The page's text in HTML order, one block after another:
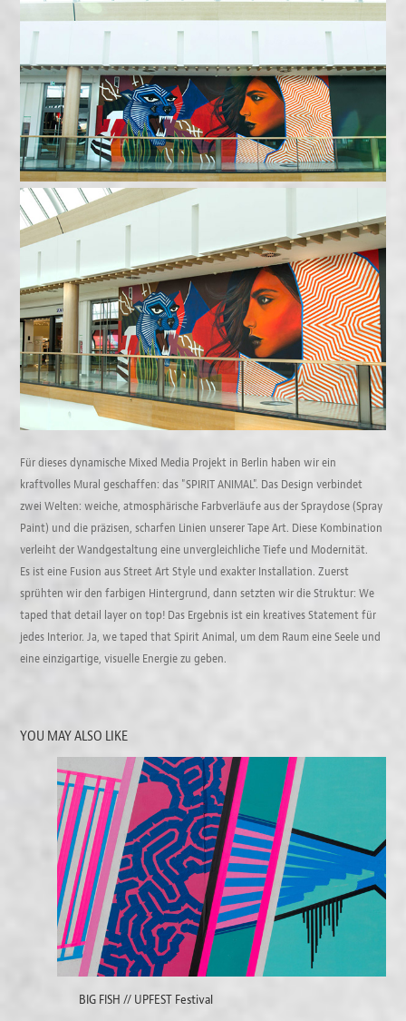
Für dieses dynamische Mixed Media Projekt in Berlin haben wir ein
kraftvolles Mural geschaffen: das "SPIRIT ANIMAL". Das Design verbindet
zwei Welten: weiche, atmosphärische Farbverläufe aus der Spraydose (Spray
Paint) und die präzisen, scharfen Linien unserer Tape Art. Diese Kombination
verleiht der Wandgestaltung eine unvergleichliche Tiefe und Modernität.
Es ist eine Fusion aus Street Art Style und exakter Installation. Zuerst
sprühten wir den farbigen Hintergrund, dann setzten wir die Struktur: We
taped that detail layer on top! Das Ergebnis ist ein kreatives Statement für
jedes Interior. Ja, we taped that Spirit Animal, um dem Raum eine Seele und
eine einzigartige, visuelle Energie zu geben.
YOU MAY ALSO LIKE
BIG FISH // UPFEST Festival